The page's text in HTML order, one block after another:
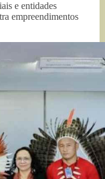
e entidades
empreendimentos